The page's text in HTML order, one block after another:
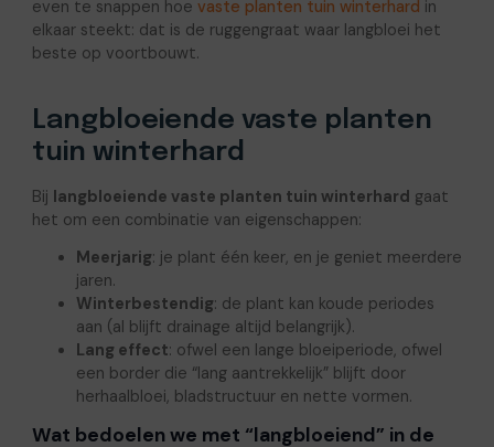
even te snappen hoe vaste planten tuin winterhard in
elkaar steekt: dat is de ruggengraat waar langbloei het
beste op voortbouwt.
Langbloeiende vaste planten
tuin winterhard
Bij langbloeiende vaste planten tuin winterhard gaat
het om een combinatie van eigenschappen:
Meerjarig: je plant één keer, en je geniet meerdere
jaren.
Winterbestendig: de plant kan koude periodes
aan (al blijft drainage altijd belangrijk).
Lang effect: ofwel een lange bloeiperiode, ofwel
een border die “lang aantrekkelijk” blijft door
herhaalbloei, bladstructuur en nette vormen.
Wat bedoelen we met “langbloeiend” in de